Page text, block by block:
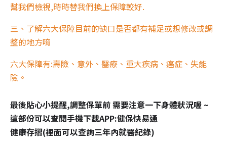
幫我們檢視,時時替我們換上保障較好.
三、了解六大保障目前的缺口是否都有補足或想修改或調
整的地方唷
六大保障有:壽險、意外、醫療、重大疾病、癌症、失能
險。
最後貼心小提醒,調整保單前 需要注意一下身體狀況喔 ~
這部份可以查閱手機下載APP:健保快易通
健康存摺(裡面可以查詢三年內就醫紀錄)